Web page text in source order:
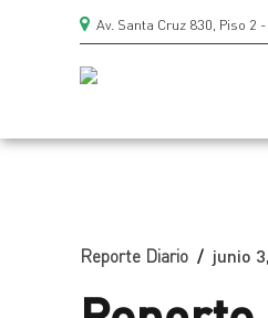
Av. Santa Cruz 830, Piso 2
Reporte Diario junio